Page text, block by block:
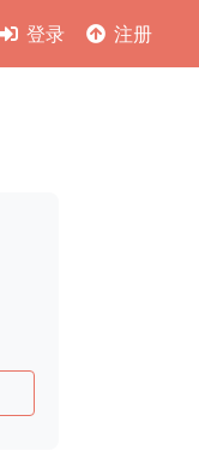
登录 注册